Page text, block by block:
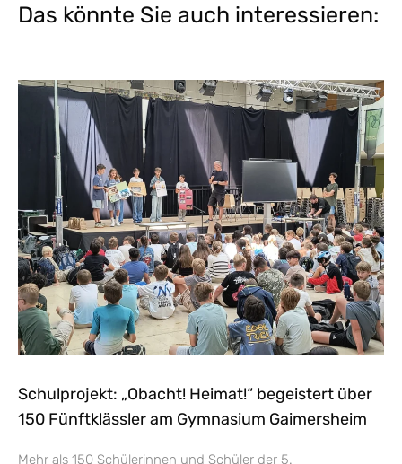
Das könnte Sie auch interessieren:
Schulprojekt: „Obacht! Heimat!“ begeistert über
150 Fünftklässler am Gymnasium Gaimersheim
Mehr als 150 Schülerinnen und Schüler der 5.